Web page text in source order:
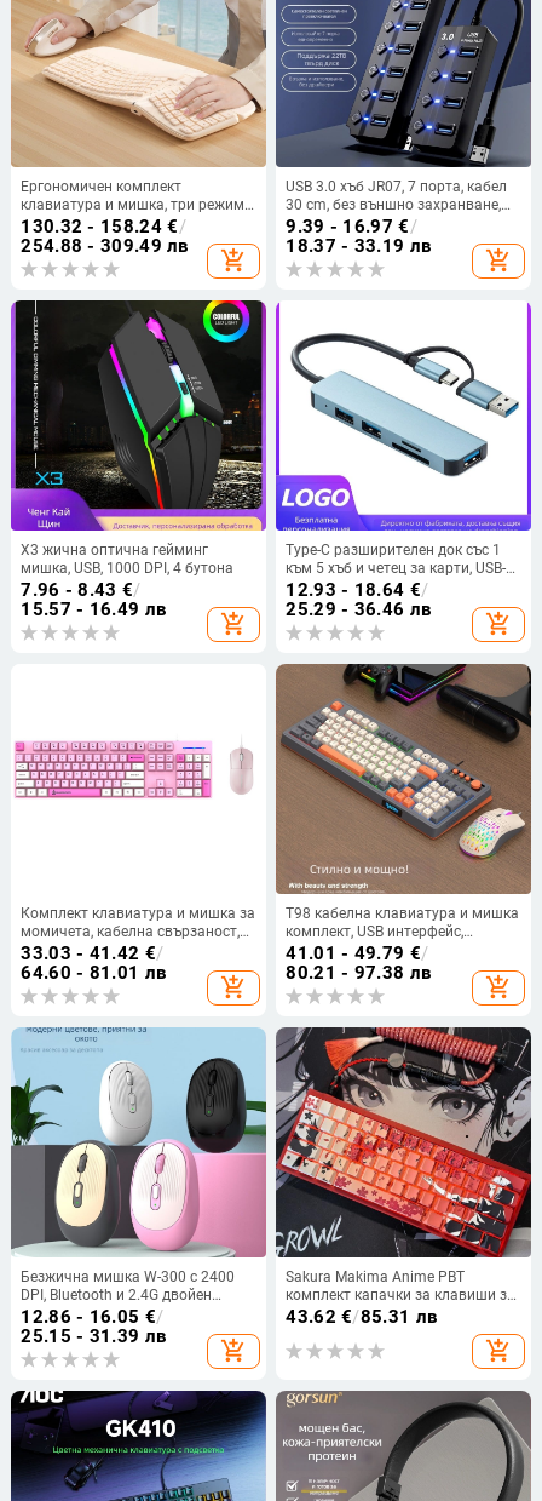
Ергономичен комплект
клавиатура и мишка, три режима
безжично свързване (Bluetooth),
98+ клавиши, с подложка за
китката
130.32 - 158.24€/
254.88 - 309.49 лв
add_shopping_cart
USB 3.0 хъб JR07, 7 порта, кабел
30 cm, без външно захранване,
5GB скорост на пренос
9.39 - 16.97 €/
18.37 - 33.19 лв
add_shopping_cart
X3 жична оптична гейминг
мишка, USB, 1000 DPI, 4 бутона
7.96 - 8.43 €/
15.57 - 16.49 лв
add_shopping_cart
Type-C разширителен док със 1
към 5 хъб и четец за карти, USB-C
интерфейс, скорост 5GB
12.93 - 18.64 €/
25.29 - 36.46 лв
add_shopping_cart
Комплект клавиатура и мишка за
момичета, кабелна свързаност,
USB интерфейс, оптичен 1000dpi,
ергономичен дизайн,
водоустойчив, кабел 1.5 м
33.03 - 41.42 €/
64.60 - 81.01 лв
add_shopping_cart
T98 кабелна клавиатура и мишка
комплект, USB интерфейс,
1600dpi оптичен сензор,
ергономичен дизайн,
водоустойчив, възможност за
частна марка
41.01 - 49.79 €/
80.21 - 97.38 лв
add_shopping_cart
Безжична мишка W-300 с 2400
DPI, Bluetooth и 2.4G двойен
режим, ергономична, Plug-and-
Play
12.86 - 16.05 €/
25.15 - 31.39 лв
add_shopping_cart
Sakura Makima Anime PBT
комплект капачки за клавиши за
механична клавиатура,
странично гравирани легенди,
прозрачни, съвместими с RGB
43.62 €/85.31 лв
add_shopping_cart